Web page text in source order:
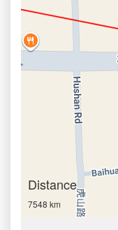
Distance
7548 km